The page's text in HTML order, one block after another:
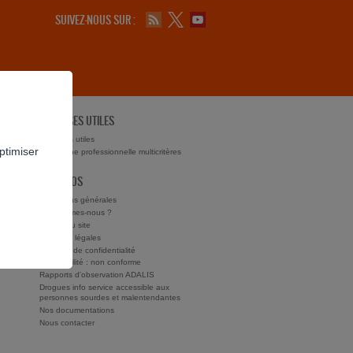
SUIVEZ-NOUS SUR :
ADRESSES UTILES
Adresses utiles
Recherche professionnelle multicritères
À PROPOS
Conditions générales
Qui sommes-nous ?
Charte du site
Mentions légales
Politique de confidentialité
Accessibilité : non conforme
Rapports d'observation ADALIS
Drogues info service accessible aux
personnes sourdes et malentendantes
Nos documentations
Nous contacter